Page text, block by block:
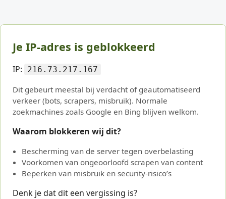
Je IP-adres is geblokkeerd
IP: 216.73.217.167
Dit gebeurt meestal bij verdacht of geautomatiseerd
verkeer (bots, scrapers, misbruik). Normale
zoekmachines zoals Google en Bing blijven welkom.
Waarom blokkeren wij dit?
Bescherming van de server tegen overbelasting
Voorkomen van ongeoorloofd scrapen van content
Beperken van misbruik en security-risico’s
Denk je dat dit een vergissing is?